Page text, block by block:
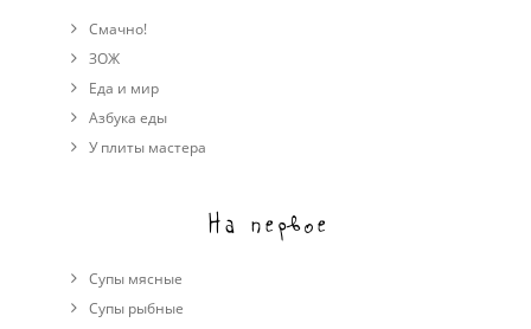
Смачно!
ЗОЖ
Еда и мир
Азбука еды
У плиты мастера
На первое
Супы мясные
Супы рыбные